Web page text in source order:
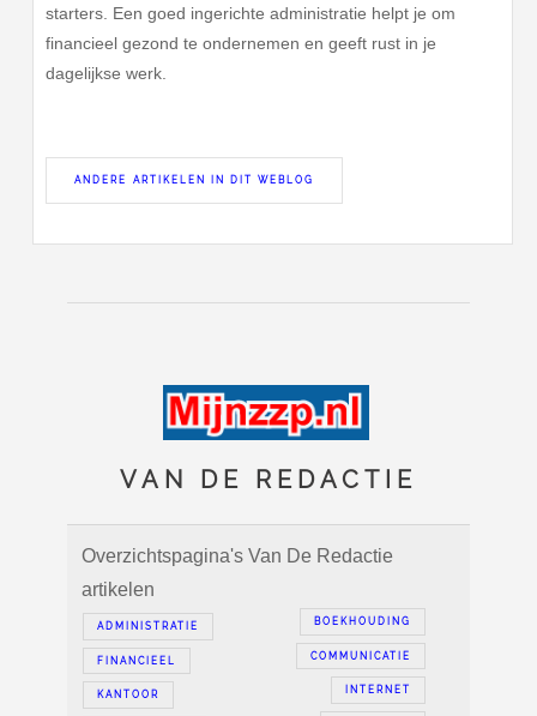
starters. Een goed ingerichte administratie helpt je om
financieel gezond te ondernemen en geeft rust in je
dagelijkse werk.
ANDERE ARTIKELEN IN DIT WEBLOG
VAN DE REDACTIE
Overzichtspagina's Van De Redactie
artikelen
BOEKHOUDING
ADMINISTRATIE
COMMUNICATIE
FINANCIEEL
INTERNET
KANTOOR